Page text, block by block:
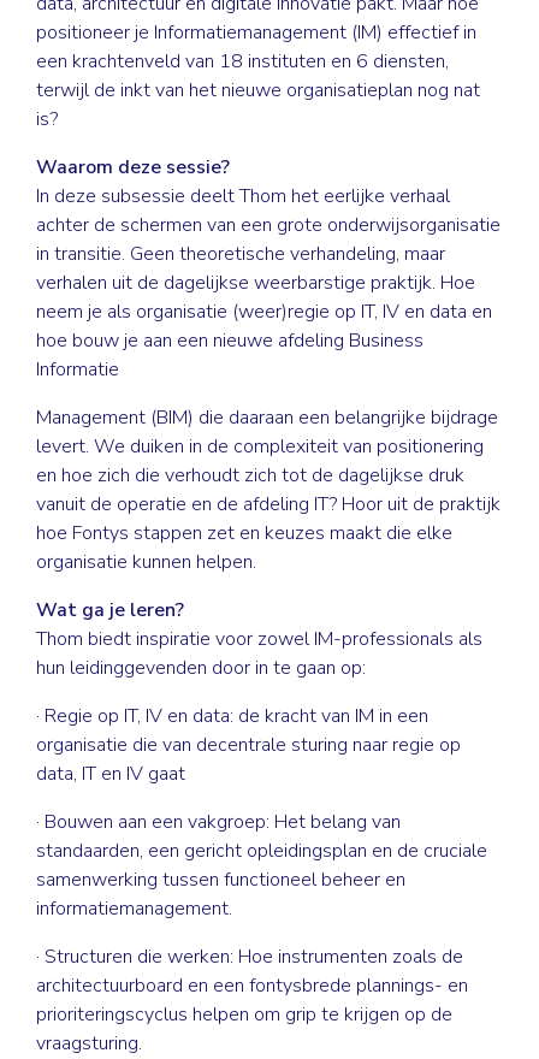
positioneer je Informatiemanagement (IM) effectief in
een krachtenveld van 18 instituten en 6 diensten,
terwijl de inkt van het nieuwe organisatieplan nog nat
is?
Waarom deze sessie?
In deze subsessie deelt Thom het eerlijke verhaal
achter de schermen van een grote onderwijsorganisatie
in transitie. Geen theoretische verhandeling, maar
verhalen uit de dagelijkse weerbarstige praktijk. Hoe
neem je als organisatie (weer)regie op IT, IV en data en
hoe bouw je aan een nieuwe afdeling Business
Informatie
Management (BIM) die daaraan een belangrijke bijdrage
levert. We duiken in de complexiteit van positionering
en hoe zich die verhoudt zich tot de dagelijkse druk
vanuit de operatie en de afdeling IT? Hoor uit de praktijk
hoe Fontys stappen zet en keuzes maakt die elke
organisatie kunnen helpen.
Wat ga je leren?
Thom biedt inspiratie voor zowel IM-professionals als
hun leidinggevenden door in te gaan op:
· Regie op IT, IV en data: de kracht van IM in een
organisatie die van decentrale sturing naar regie op
data, IT en IV gaat
· Bouwen aan een vakgroep: Het belang van
standaarden, een gericht opleidingsplan en de cruciale
samenwerking tussen functioneel beheer en
informatiemanagement.
· Structuren die werken: Hoe instrumenten zoals de
architectuurboard en een fontysbrede plannings- en
prioriteringscyclus helpen om grip te krijgen op de
vraagsturing.